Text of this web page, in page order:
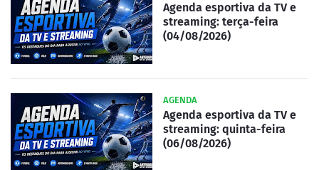
Agenda esportiva da TV e
streaming: terça-feira
(04/08/2026)
AGENDA
Agenda esportiva da TV e
streaming: quinta-feira
(06/08/2026)